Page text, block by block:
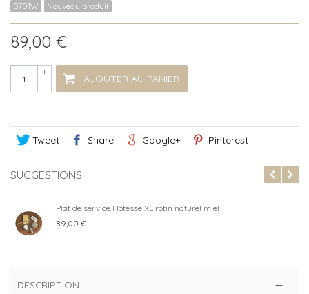
0701W Nouveau produit
89,00 €
-
+
AJOUTER AU PANIER
Tweet Share Google+ Pinterest
SUGGESTIONS
Plat de service Hôtesse XL rotin naturel miel
89,00 €
DESCRIPTION